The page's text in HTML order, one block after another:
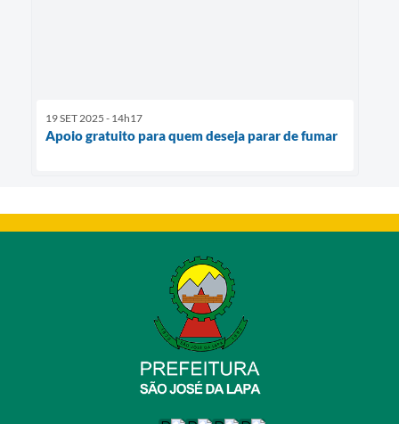
19 SET 2025 - 14h17
Apoio gratuito para quem deseja parar de fumar